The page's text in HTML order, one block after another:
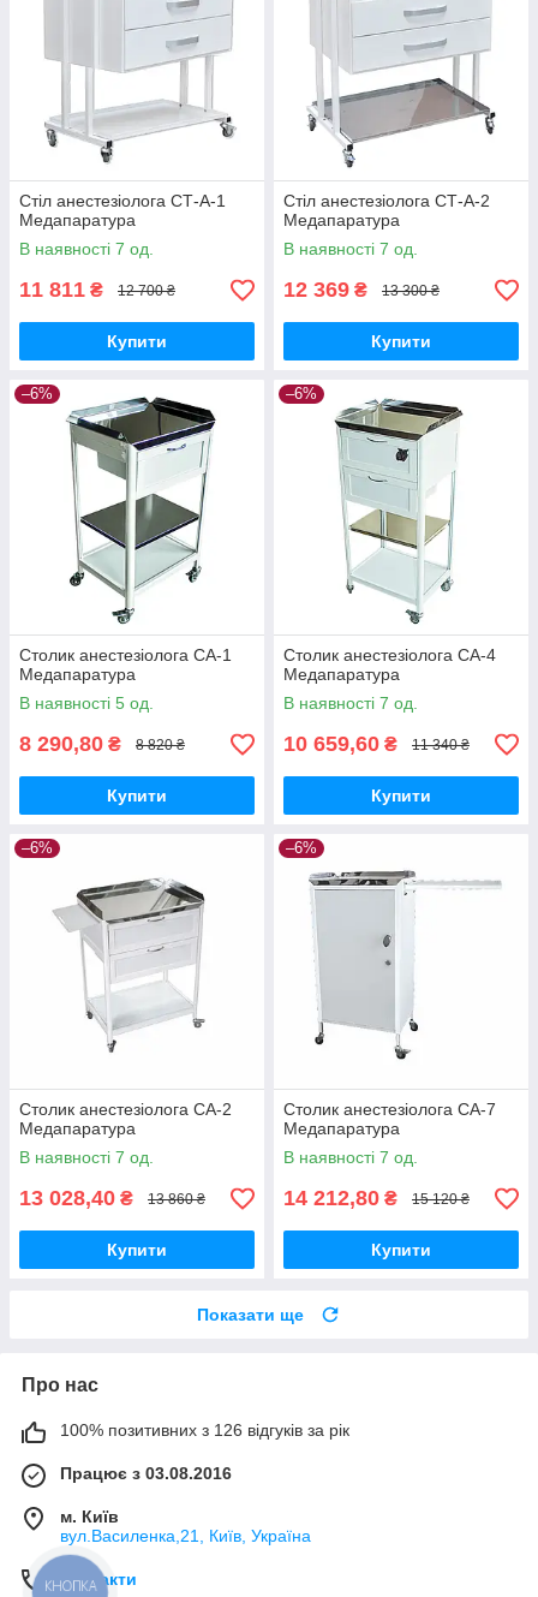
Стіл анестезіолога СТ-А-1
Медапаратура
В наявності 7 од.
11 811 ₴ 12 700 ₴
Купити
Стіл анестезіолога СТ-А-2
Медапаратура
В наявності 7 од.
12 369 ₴ 13 300 ₴
Купити
–6%
Столик анестезіолога СА-1
Медапаратура
В наявності 5 од.
8 290,80 ₴ 8 820 ₴
Купити
–6%
Столик анестезіолога СА-4
Медапаратура
В наявності 7 од.
10 659,60 ₴ 11 340 ₴
Купити
–6%
Столик анестезіолога СА-2
Медапаратура
В наявності 7 од.
13 028,40 ₴ 13 860 ₴
Купити
–6%
Столик анестезіолога СА-7
Медапаратура
В наявності 7 од.
14 212,80 ₴ 15 120 ₴
Купити
Показати ще
Про нас
100% позитивних з 126 відгуків за рік
Працює з 03.08.2016
м. Київ
вул.Василенка,21, Київ, Україна
Контакти
КНОПКА